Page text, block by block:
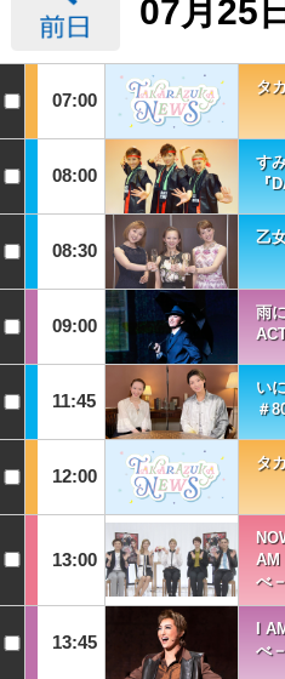
07月25
07:00
タ
08:00
す
『
08:30
乙
09:00
雨
11:45
い
＃
12:00
タ
13:00
AM
べ
13:45
I
べ